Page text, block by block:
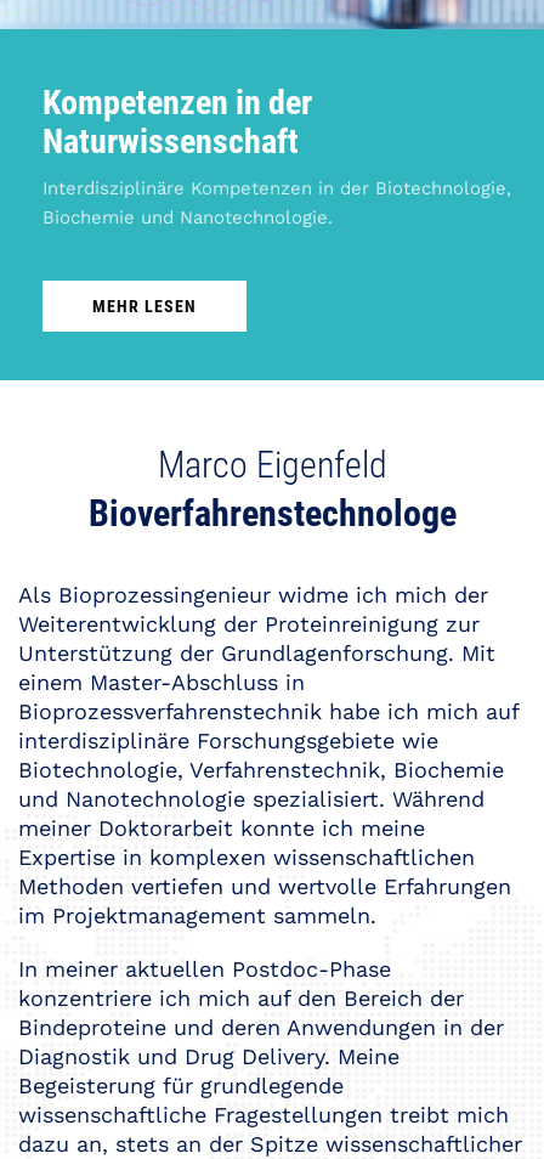
Kompetenzen in der
Naturwissenschaft
Interdisziplinäre Kompetenzen in der Biotechnologie,
Biochemie und Nanotechnologie.
MEHR LESEN
Marco Eigenfeld
Bioverfahrenstechnologe
Als Bioprozessingenieur widme ich mich der
Weiterentwicklung der Proteinreinigung zur
Unterstützung der Grundlagenforschung. Mit
einem Master-Abschluss in
Bioprozessverfahrenstechnik habe ich mich auf
interdisziplinäre Forschungsgebiete wie
Biotechnologie, Verfahrenstechnik, Biochemie
und Nanotechnologie spezialisiert. Während
meiner Doktorarbeit konnte ich meine
Expertise in komplexen wissenschaftlichen
Methoden vertiefen und wertvolle Erfahrungen
im Projektmanagement sammeln.
In meiner aktuellen Postdoc-Phase
konzentriere ich mich auf den Bereich der
Bindeproteine und deren Anwendungen in der
Diagnostik und Drug Delivery. Meine
Begeisterung für grundlegende
wissenschaftliche Fragestellungen treibt mich
dazu an, stets an der Spitze wissenschaftlicher